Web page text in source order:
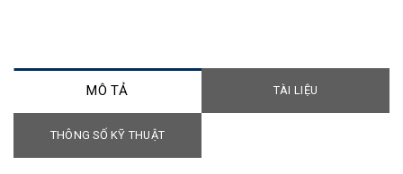
MÔ TẢ TÀI LIỆU
THÔNG SỐ KỸ THUẬT